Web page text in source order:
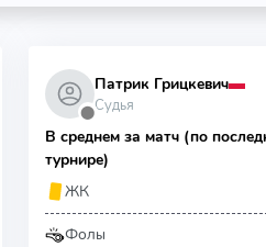
⬤
Патрик Грицкевич
Судья
В среднем за матч (по
турнире)
ЖК
Фолы